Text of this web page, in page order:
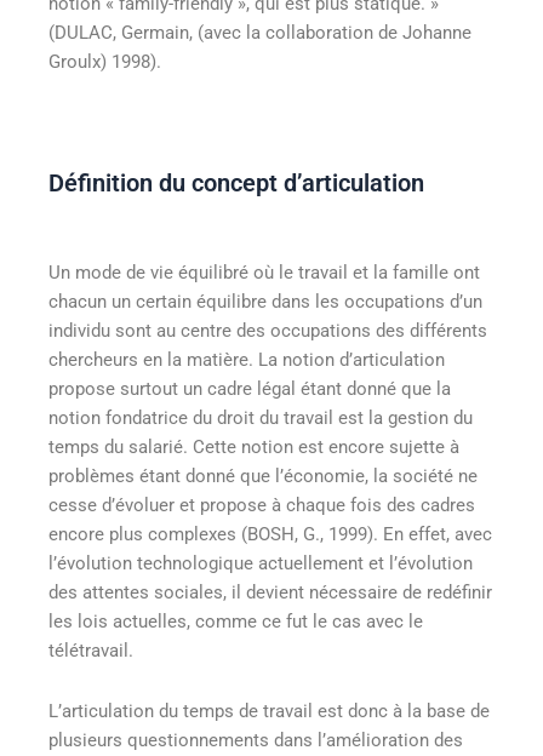
(DULAC, Germain, (avec la collaboration de Johanne
Groulx) 1998).
Définition du concept d’articulation
Un mode de vie équilibré où le travail et la famille ont
chacun un certain équilibre dans les occupations d’un
individu sont au centre des occupations des différents
chercheurs en la matière. La notion d’articulation
propose surtout un cadre légal étant donné que la
notion fondatrice du droit du travail est la gestion du
temps du salarié. Cette notion est encore sujette à
problèmes étant donné que l’économie, la société ne
cesse d’évoluer et propose à chaque fois des cadres
encore plus complexes (BOSH, G., 1999). En effet, avec
l’évolution technologique actuellement et l’évolution
des attentes sociales, il devient nécessaire de redéfinir
les lois actuelles, comme ce fut le cas avec le
télétravail.
L’articulation du temps de travail est donc à la base de
plusieurs questionnements dans l’amélioration des